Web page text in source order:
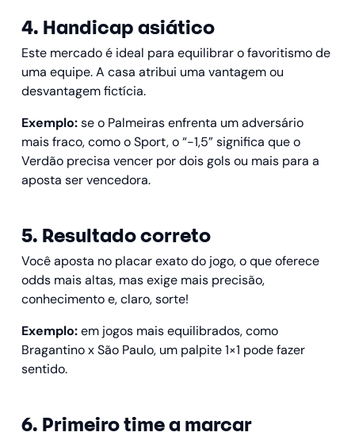
4. Handicap asiático
Este mercado é ideal para equilibrar o favoritismo de
uma equipe. A casa atribui uma vantagem ou
desvantagem fictícia.
Exemplo:se o Palmeiras enfrenta um adversário
mais fraco, como o Sport, o “-1,5” significa que o
Verdão precisa vencer por dois gols ou mais para a
aposta ser vencedora.
5. Resultado correto
Você aposta no placar exato do jogo, o que oferece
odds mais altas, mas exige mais precisão,
conhecimento e, claro, sorte!
Exemplo:em jogos mais equilibrados, como
Bragantino x São Paulo, um palpite 1×1 pode fazer
sentido.
6. Primeiro time a marcar